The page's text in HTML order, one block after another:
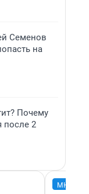
Семенов
на
Почему
после 2